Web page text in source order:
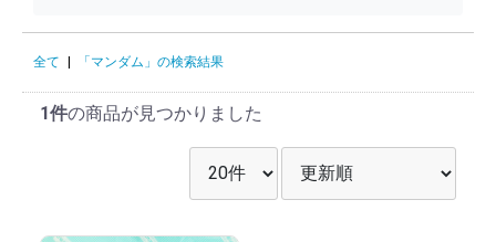
「マンダム」の検索結果
全て 「マンダム」の検索結果
1件の商品が見つかりました
並び順を選択